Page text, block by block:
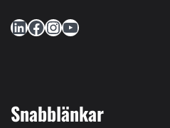
LinkedIn Facebook InstagramYouTube
Snabblänkar